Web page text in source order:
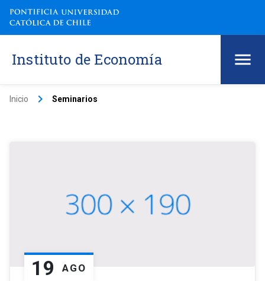
Instituto de Economía
Inicio keyboard_arrow_right Seminarios
19 AGO